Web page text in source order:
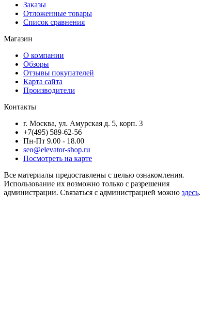
Заказы
Отложенные товары
Список сравнения
Магазин
О компании
Обзоры
Отзывы покупателей
Карта сайта
Производители
Контакты
г. Москва, ул. Амурская д. 5, корп. 3
+7(495) 589-62-56
Пн-Пт 9.00 - 18.00
seo@elevator-shop.ru
Посмотреть на карте
Все материалы предоставлены с целью ознакомления.
Использование их возможно только с разрешения
администрации. Связаться с администрацией можно здесь.